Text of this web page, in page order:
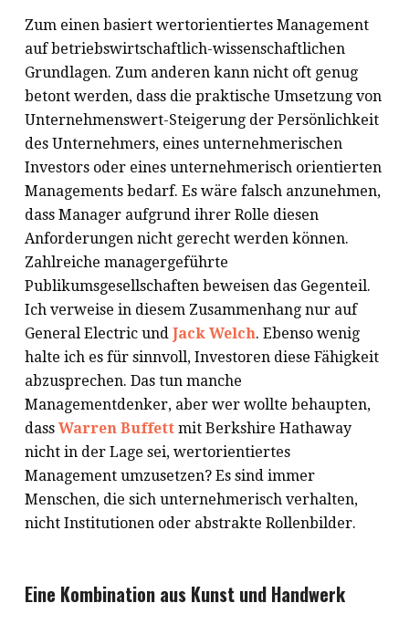
Zum einen basiert wertorientiertes Management
auf betriebswirtschaftlich-wissenschaftlichen
Grundlagen. Zum anderen kann nicht oft genug
betont werden, dass die praktische Umsetzung von
Unternehmenswert-Steigerung der Persönlichkeit
des Unternehmers, eines unternehmerischen
Investors oder eines unternehmerisch orientierten
Managements bedarf. Es wäre falsch anzunehmen,
dass Manager aufgrund ihrer Rolle diesen
Anforderungen nicht gerecht werden können.
Zahlreiche managergeführte
Publikumsgesellschaften beweisen das Gegenteil.
Ich verweise in diesem Zusammenhang nur auf
General Electric und Jack Welch. Ebenso wenig
halte ich es für sinnvoll, Investoren diese Fähigkeit
abzusprechen. Das tun manche
Managementdenker, aber wer wollte behaupten,
dass Warren Buffettmit Berkshire Hathaway
nicht in der Lage sei, wertorientiertes
Management umzusetzen? Es sind immer
Menschen, die sich unternehmerisch verhalten,
nicht Institutionen oder abstrakte Rollenbilder.
Eine Kombination aus Kunst und Handwerk